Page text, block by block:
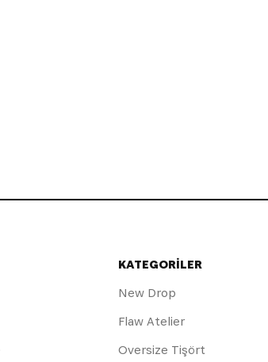
KATEGORİLER
New Drop
Flaw Atelier
Oversize Tişört